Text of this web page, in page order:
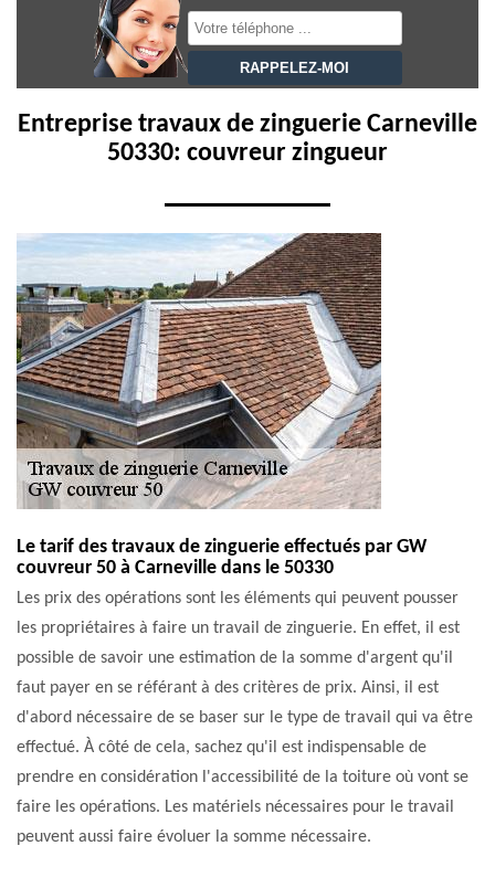
Entreprise travaux de zinguerie Carneville
50330: couvreur zingueur
Le tarif des travaux de zinguerie effectués par GW
couvreur 50 à Carneville dans le 50330
Les prix des opérations sont les éléments qui peuvent pousser
les propriétaires à faire un travail de zinguerie. En effet, il est
possible de savoir une estimation de la somme d'argent qu'il
faut payer en se référant à des critères de prix. Ainsi, il est
d'abord nécessaire de se baser sur le type de travail qui va être
effectué. À côté de cela, sachez qu'il est indispensable de
prendre en considération l'accessibilité de la toiture où vont se
faire les opérations. Les matériels nécessaires pour le travail
peuvent aussi faire évoluer la somme nécessaire.